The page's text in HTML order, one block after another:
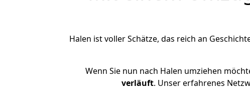
Halen ist voller Schätze, das reich an
Wenn Sie nun nach Halen umziehen
verläuft. Unser erfahrenes